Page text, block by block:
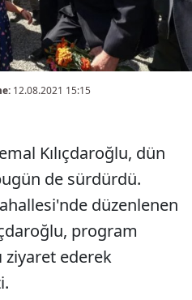
12.08.2021 15:15
Kılıçdaroğlu, dün
de sürdürdü.
düzenlenen
program
ziyaret ederek